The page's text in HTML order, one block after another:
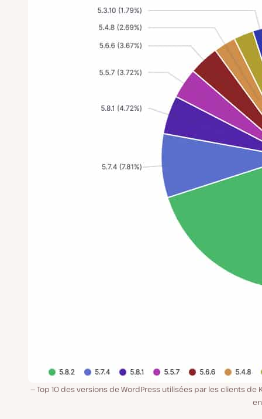
Top 10 des versions de WordPress utilisées par les clients de